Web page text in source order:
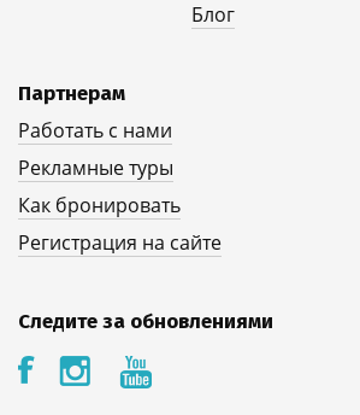
Блог
Партнерам
Работать с нами
Рекламные туры
Как бронировать
Регистрация на сайте
Следите за обновлениями